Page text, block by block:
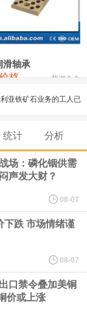
24,400
0
滑轴承
格 芜湖合金
万元、14,496.56万
增长趋势，并形成多项
，公司拥有262项专利权
。
统计 分析
场：磷化铟供需
声发大财？
08-07
下跌 市场情绪谨
08-07
口禁令叠加美铜
价或上涨